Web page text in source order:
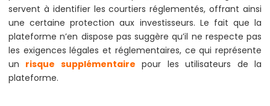
servent à identifier les courtiers réglementés, offrant ainsi
une certaine protection aux investisseurs. Le fait que la
plateforme n’en dispose pas suggère qu’il ne respecte pas
les exigences légales et réglementaires, ce qui représente
un risque supplémentaire pour les utilisateurs de la
plateforme.